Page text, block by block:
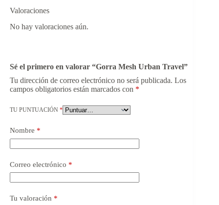
Valoraciones
No hay valoraciones aún.
Sé el primero en valorar “Gorra Mesh Urban Travel”
Tu dirección de correo electrónico no será publicada. Los
campos obligatorios están marcados con *
TU PUNTUACIÓN *
Nombre *
Correo electrónico *
Tu valoración *